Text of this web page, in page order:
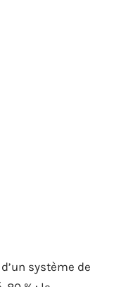
système de